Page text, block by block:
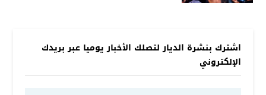
اشترك بنشرة الديار لتصلك الأخبار يوميا عبر بريدك
الإلكتروني